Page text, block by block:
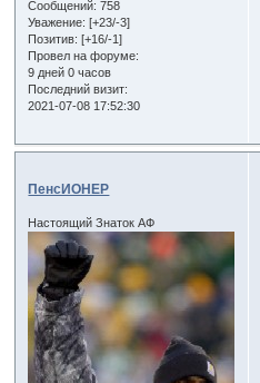
Сообщений: 758
Уважение: [+23/-3]
Позитив: [+16/-1]
Провел на форуме:
9 дней 0 часов
Последний визит:
2021-07-08 17:52:30
ПенсИОНЕР
Настоящий Знаток АФ